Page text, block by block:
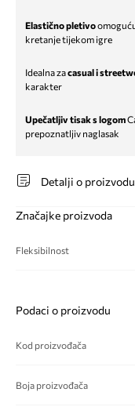
Elastično pletivo
kretanje tijekom igre
Idealna zacasual i
karakter
Upečatljiv tisak s logom
prepoznatljiv naglasak
Detalji o proizvodu
Značajke proizvoda
Fleksibilnost
Podaci o proizvodu
Kod proizvođača
Boja proizvođača